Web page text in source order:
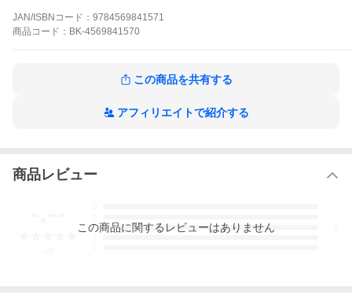
PHP新書 １１６０
１９世紀は「皇帝たちの時代」だった。１９世紀初頭のナポレオ
JAN/ISBNコード： 9784569841571
商品 コード： BK-4569841570
この商品を共有する
アフィリエイトで紹介する
商品レビュー
3
この商品に関するレビューはありません